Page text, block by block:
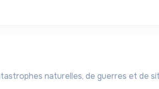
naturelles, de guerres et de